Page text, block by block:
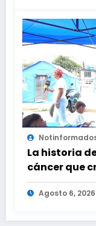
La historia
cáncer que
niños
Agosto 6, 2026